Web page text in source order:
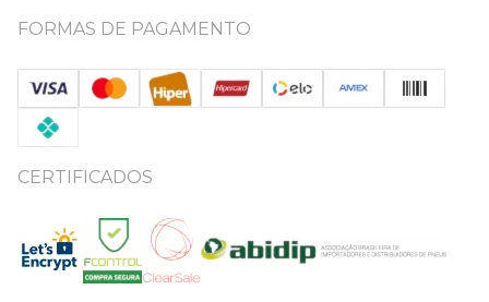
FORMAS DE PAGAMENTO
CERTIFICADOS